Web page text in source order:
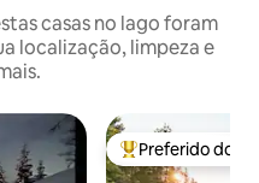
casas no lago foram
localização, limpeza e
hóspedes Entre os
Preferido dos